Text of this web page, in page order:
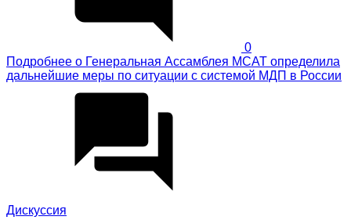
0
Подробнее о Генеральная Ассамблея МСАТ определила
дальнейшие меры по ситуации с системой МДП в России
Дискуссия